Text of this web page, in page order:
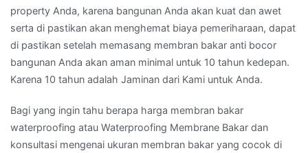
property Anda, karena bangunan Anda akan kuat dan awet
serta di pastikan akan menghemat biaya pemeriharaan, dapat
di pastikan setelah memasang membran bakar anti bocor
bangunan Anda akan aman minimal untuk 10 tahun kedepan.
Karena 10 tahun adalah Jaminan dari Kami untuk Anda.
Bagi yang ingin tahu berapa harga membran bakar
waterproofing atau Waterproofing Membrane Bakar dan
konsultasi mengenai ukuran membran bakar yang cocok di